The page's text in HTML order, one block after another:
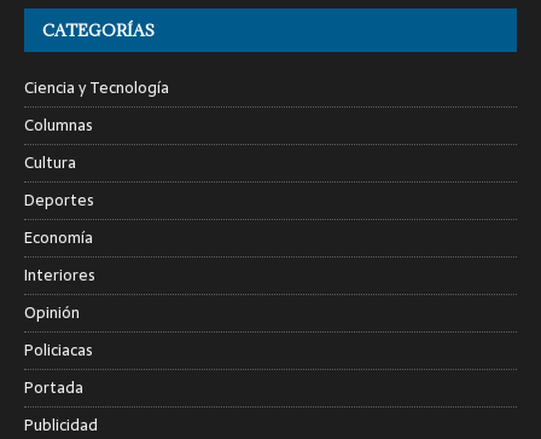
CATEGORÍAS
Ciencia y Tecnología
Columnas
Cultura
Deportes
Economía
Interiores
Opinión
Policiacas
Portada
Publicidad